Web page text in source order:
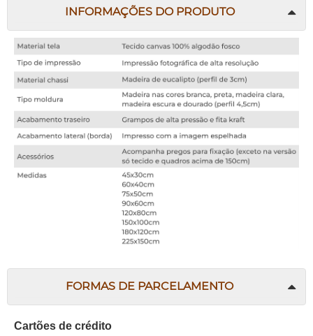
INFORMAÇÕES DO PRODUTO
FORMAS DE PARCELAMENTO
Cartões de crédito